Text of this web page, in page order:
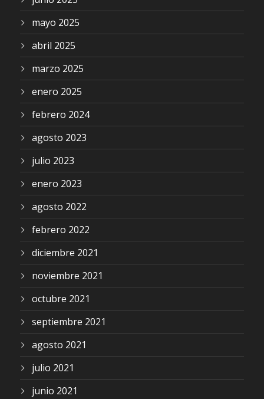
mayo 2025
abril 2025
marzo 2025
enero 2025
febrero 2024
agosto 2023
julio 2023
enero 2023
agosto 2022
febrero 2022
diciembre 2021
noviembre 2021
octubre 2021
septiembre 2021
agosto 2021
julio 2021
junio 2021